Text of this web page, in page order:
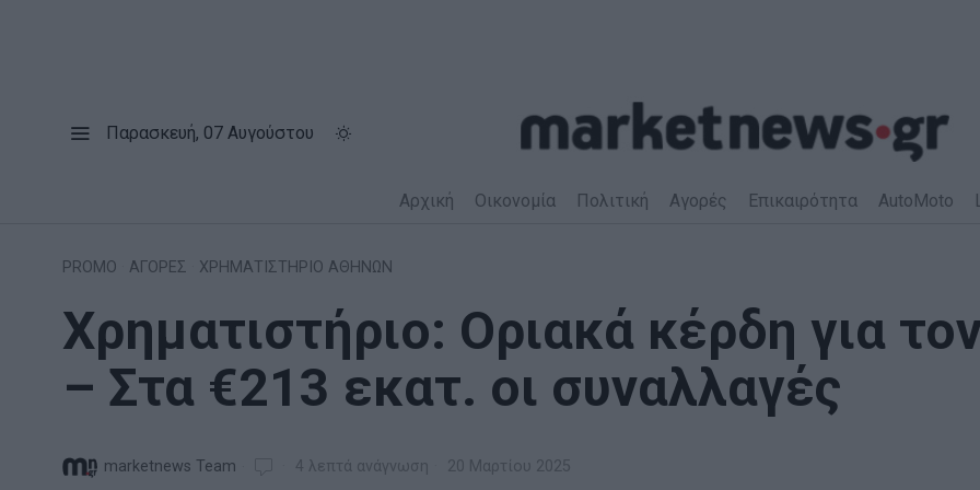
Παρασκευή, 07 Αυγούστου
Αρχική Οικονομία Πολιτική Αγορές Επικαιρότητα AutoMoto
PROMO ΑΓΟΡΕΣ ΧΡΗΜΑΤΙΣΤΗΡΙΟ ΑΘΗΝΩΝ
Χρηματιστήριο: Οριακά κέρδη για
– Στα €213 εκατ. οι συναλλαγές
marketnews Team 4 λεπτά ανάγνωση 20 Μαρτίου 2025